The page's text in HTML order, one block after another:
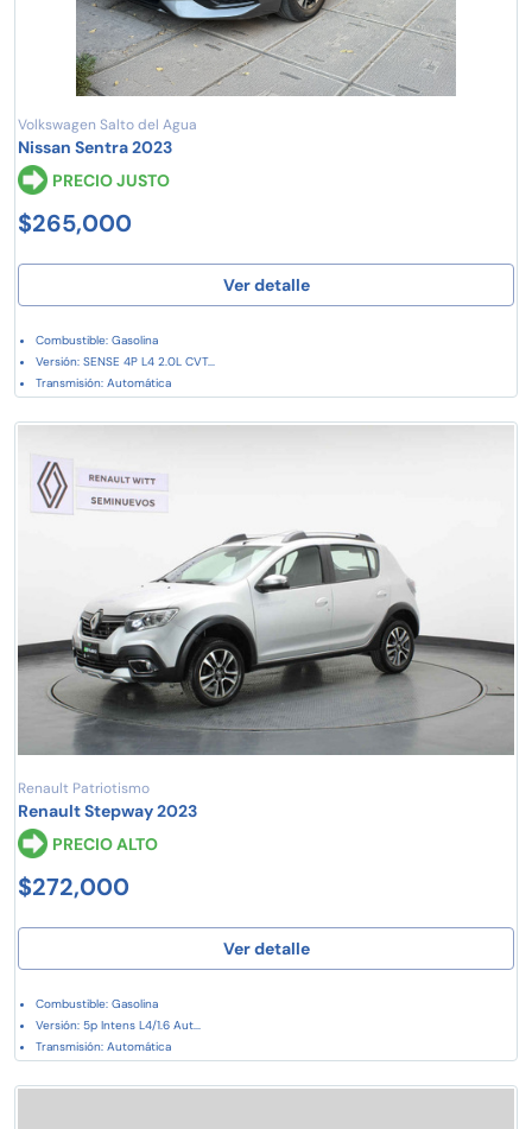
Volkswagen Salto del Agua
Nissan Sentra 2023
PRECIO JUSTO
$265,000
Ver detalle
Combustible: Gasolina
Versión: SENSE 4P L4 2.0L CVT...
Transmisión: Automática
Renault Patriotismo
Renault Stepway 2023
PRECIO ALTO
$272,000
Ver detalle
Combustible: Gasolina
Versión: 5p Intens L4/1.6 Aut...
Transmisión: Automática